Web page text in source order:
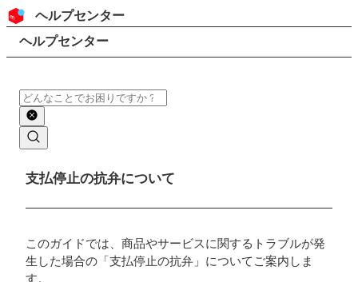
コンテンツにスキップ
ヘッダー
ヘルプセンター
検索
パンくずリスト
ヘルプセンター
検索
メインコンテンツ
支払停止の抗弁について
このガイドでは、商品やサービスに関するトラブルが発
生した場合の「支払停止の抗弁」についてご案内しま
す。